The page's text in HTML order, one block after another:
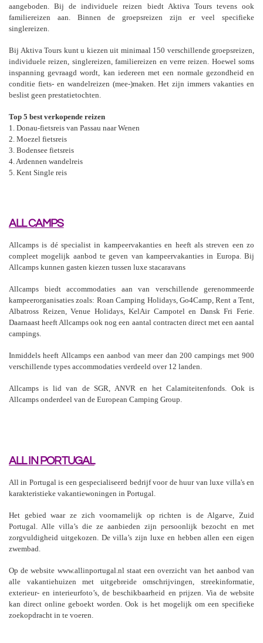
aangeboden. Bij de individuele reizen biedt Aktiva Tours tevens ook
familiereizen aan. Binnen de groepsreizen zijn er veel specifieke
singlereizen.
Bij Aktiva Tours kunt u kiezen uit minimaal 150 verschillende groepsreizen,
individuele reizen, singlereizen, familiereizen en verre reizen. Hoewel soms
inspanning gevraagd wordt, kan iedereen met een normale gezondheid en
conditie fiets- en wandelreizen (mee-)maken. Het zijn immers vakanties en
beslist geen prestatietochten.
Top 5 best verkopende reizen
1. Donau-fietsreis van Passau naar Wenen
2. Moezel fietsreis
3. Bodensee fietsreis
4. Ardennen wandelreis
5. Kent Single reis
ALL CAMPS
Allcamps is dé specialist in kampeervakanties en heeft als streven een zo
compleet mogelijk aanbod te geven van kampeervakanties in Europa. Bij
Allcamps kunnen gasten kiezen tussen luxe stacaravans
Allcamps biedt accommodaties aan van verschillende gerenommeerde
kampeerorganisaties zoals: Roan Camping Holidays, Go4Camp, Rent a Tent,
Albatross Reizen, Venue Holidays, KelAir Campotel en Dansk Fri Ferie.
Daarnaast heeft Allcamps ook nog een aantal contracten direct met een aantal
campings.
Inmiddels heeft Allcamps een aanbod van meer dan 200 campings met 900
verschillende types accommodaties verdeeld over 12 landen.
Allcamps is lid van de SGR, ANVR en het Calamiteitenfonds. Ook is
Allcamps onderdeel van de European Camping Group.
ALL IN PORTUGAL
All in Portugal is een gespecialiseerd bedrijf voor de huur van luxe villa's en
karakteristieke vakantiewoningen in Portugal.
Het gebied waar ze zich voornamelijk op richten is de Algarve, Zuid
Portugal. Alle villa’s die ze aanbieden zijn persoonlijk bezocht en met
zorgvuldigheid uitgekozen. De villa’s zijn luxe en hebben allen een eigen
zwembad.
Op de website www.allinportugal.nl staat een overzicht van het aanbod van
alle vakantiehuizen met uitgebreide omschrijvingen, streekinformatie,
exterieur- en interieurfoto’s, de beschikbaarheid en prijzen. Via de website
kan direct online geboekt worden. Ook is het mogelijk om een specifieke
zoekopdracht in te voeren.